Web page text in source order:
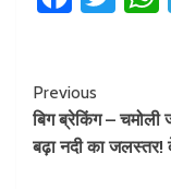
Previous
बिग ब्रेकिंग – चमोली
बढ़ा नदी का जलस्तर!